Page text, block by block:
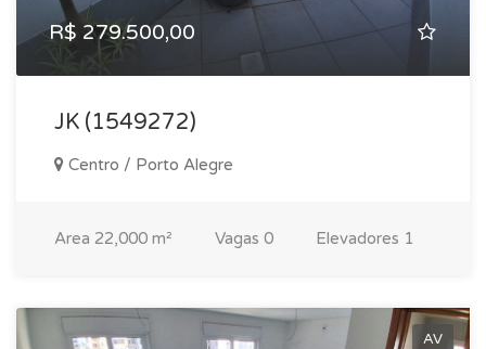
R$ 279.500,00
JK (1549272)
Centro / Porto Alegre
Area 22,000 m² Vagas 0 Elevadores 1
AV